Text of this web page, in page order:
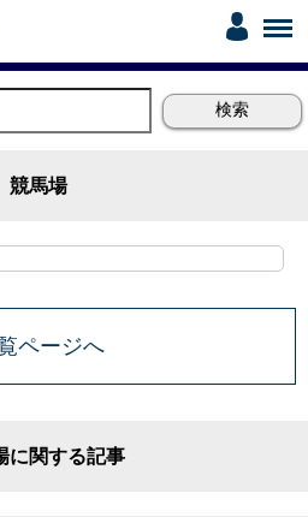
競馬場
ページへ
に関する記事